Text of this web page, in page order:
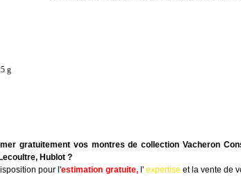
g
gratuitement vos montres de collection Vacheron
Hublot ?
pour l'estimation gratuite, l'expertise et la vente de